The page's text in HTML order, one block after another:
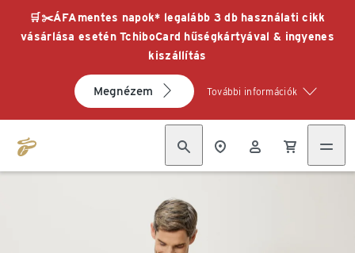
🛒✂️ÁFAmentes napok* legalább 3 db használati cikk
vásárlása esetén TchiboCard hűségkártyával & ingyenes
kiszállítás
Megnézem További információk